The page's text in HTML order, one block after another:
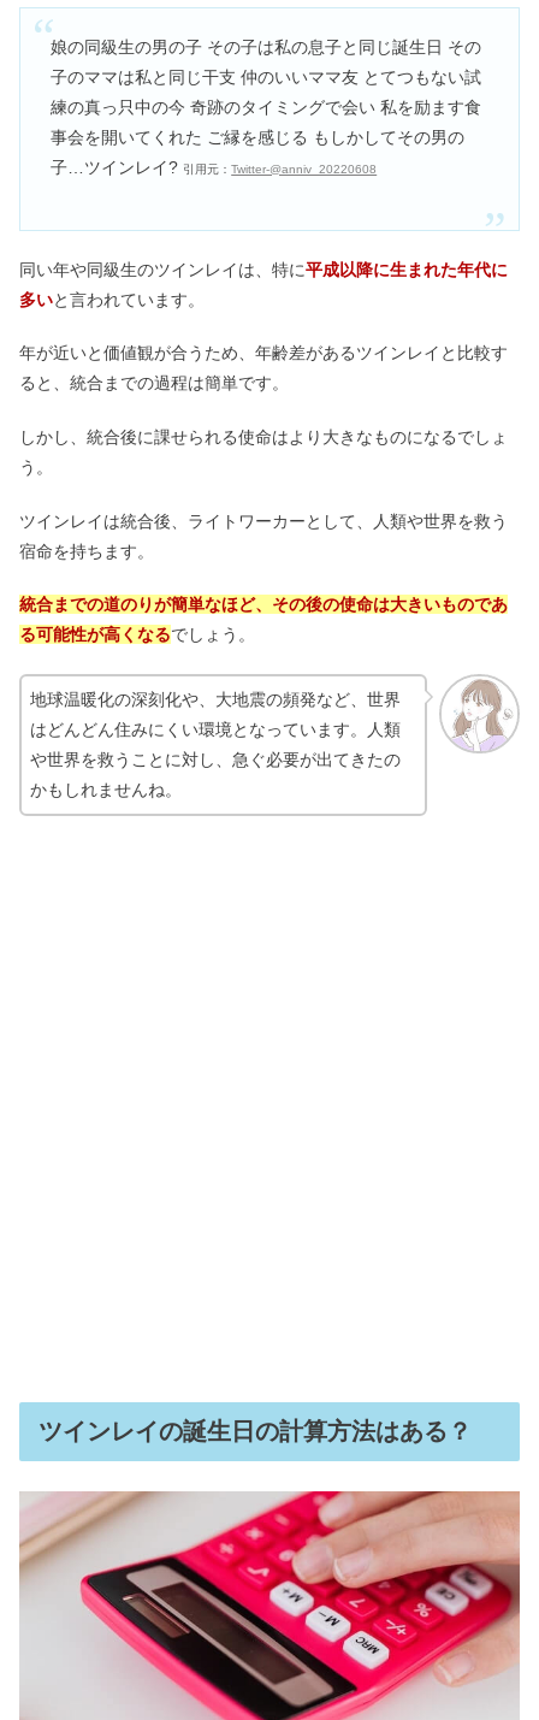
娘の同級生の男の子 その子は私の息子と同じ誕生日 その
子のママは私と同じ干支 仲のいいママ友 とてつもない試
練の真っ只中の今 奇跡のタイミングで会い 私を励ます食
事会を開いてくれた ご縁を感じる もしかしてその男の
子…ツインレイ? 引用元：Twitter-@anniv_20220608
同い年や同級生のツインレイは、特に平成以降に生まれた年代に
多いと言われています。
年が近いと価値観が合うため、年齢差があるツインレイと比較す
ると、統合までの過程は簡単です。
しかし、統合後に課せられる使命はより大きなものになるでしょ
う。
ツインレイは統合後、ライトワーカーとして、人類や世界を救う
宿命を持ちます。
統合までの道のりが簡単なほど、その後の使命は大きいものであ
る可能性が高くなるでしょう。
地球温暖化の深刻化や、大地震の頻発など、世界
はどんどん住みにくい環境となっています。人類
や世界を救うことに対し、急ぐ必要が出てきたの
かもしれませんね。
ツインレイの誕生日の計算方法はある？